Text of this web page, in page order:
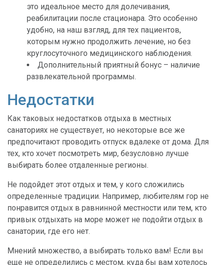
это идеальное место для долечивания,
реабилитации после стационара. Это особенно
удобно, на наш взгляд, для тех пациентов,
которым нужно продолжить лечение, но без
круглосуточного медицинского наблюдения.
Дополнительный приятный бонус – наличие
развлекательной программы.
Недостатки
Как таковых недостатков отдыха в местных
санаториях не существует, но некоторые все же
предпочитают проводить отпуск вдалеке от дома. Для
тех, кто хочет посмотреть мир, безусловно лучше
выбирать более отдаленные регионы.
Не подойдет этот отдых и тем, у кого сложились
определенные традиции. Например, любителям гор не
понравится отдых в равнинной местности или тем, кто
привык отдыхать на море может не подойти отдых в
санатории, где его нет.
Мнений множество, а выбирать только вам! Если вы
еще не определились с местом, куда бы вам хотелось